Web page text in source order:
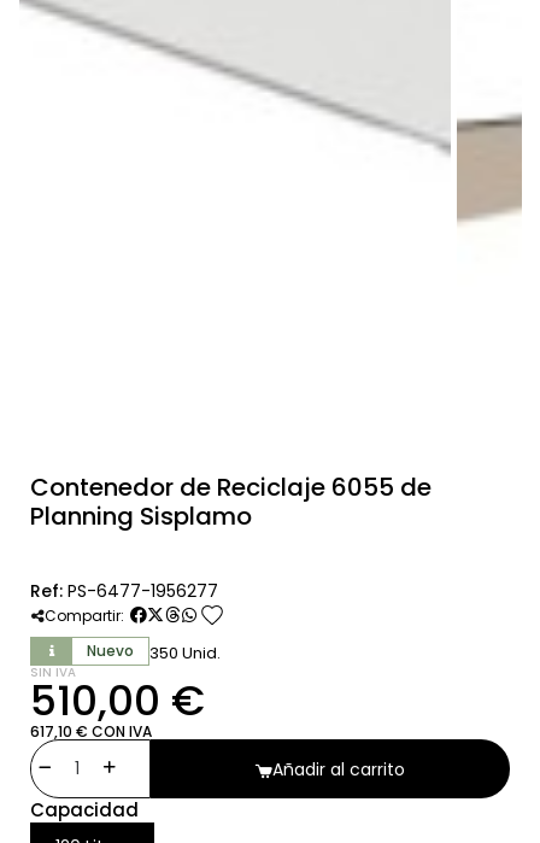
Contenedor de Reciclaje 6055 de
Planning Sisplamo
Ref: PS-6477-1956277
Compartir: favorite
Nuevo 350 Unid.
SIN IVA
510,00 €
617,10 € CON IVA
Añadir al carrito
Capacidad